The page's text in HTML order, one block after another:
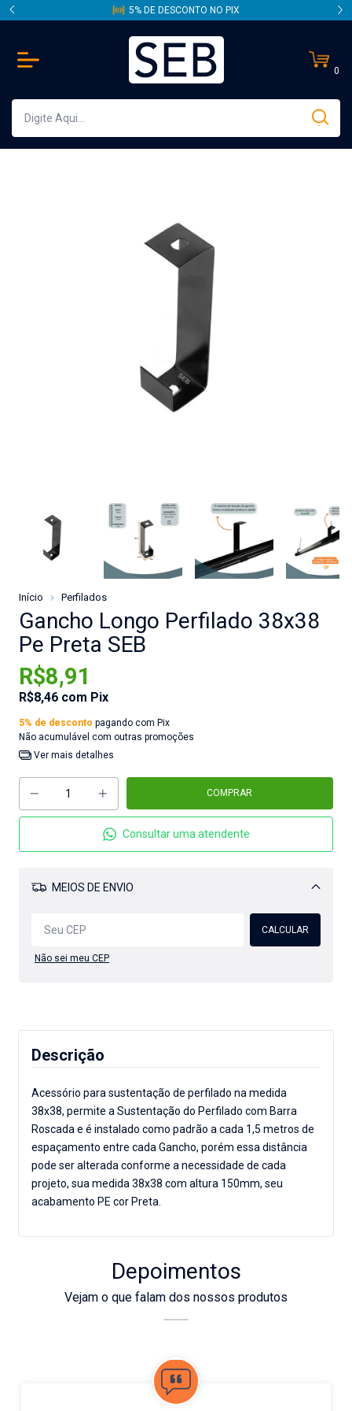
5% DE DESCONTO NO PIX
0
Início Perfilados
Gancho Longo Perfilado 38x38
Pe Preta SEB
R$8,91
R$8,46 com Pix
5% de desconto pagando com Pix
Não acumulável com outras promoções
Ver mais detalhes
Consultar uma atendente
MEIOS DE ENVIO
Alterar CEP
CALCULAR
Não sei meu CEP
Descrição
Acessório para sustentação de perfilado na medida
38x38, permite a Sustentação do Perfilado com Barra
Roscada e é instalado como padrão a cada 1,5 metros de
espaçamento entre cada Gancho, porém essa distância
pode ser alterada conforme a necessidade de cada
projeto, sua medida 38x38 com altura 150mm, seu
acabamento PE cor Preta.
Depoimentos
Vejam o que falam dos nossos produtos